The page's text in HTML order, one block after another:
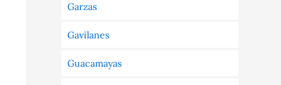
Garzas
Gavilanes
Guacamayas